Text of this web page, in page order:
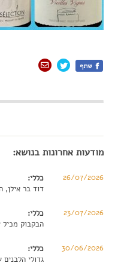
מודעות אחרונות בנושא:
26/07/2026
כללי:
דוד בר אילן,
23/07/2026
כללי:
הבקבוק מכיל
30/06/2026
כללי:
גדולי